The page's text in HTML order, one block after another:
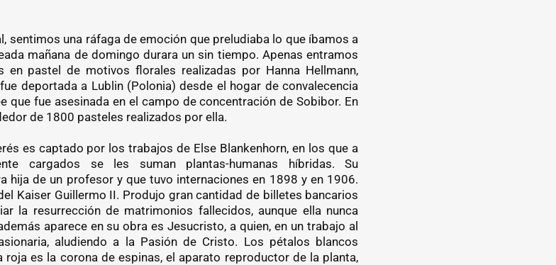
sentimos una ráfaga de emoción que preludiaba lo que íbamos a
mañana de domingo durara un sin tiempo. Apenas entramos
pastel de motivos florales realizadas por Hanna Hellmann,
deportada a Lublin (Polonia) desde el hogar de convalecencia
que fue asesinada en el campo de concentración de Sobibor. En
de 1800 pasteles realizados por ella.
es captado por los trabajos de Else Blankenhorn, en los que a
cargados se les suman plantas-humanas híbridas. Su
hija de un profesor y que tuvo internaciones en 1898 y en 1906.
Kaiser Guillermo II. Produjo gran cantidad de billetes bancarios
la resurrección de matrimonios fallecidos, aunque ella nunca
aparece en su obra es Jesucristo, a quien, en un trabajo al
aludiendo a la Pasión de Cristo. Los pétalos blancos
es la corona de espinas, el aparato reproductor de la planta,